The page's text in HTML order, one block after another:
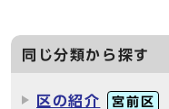
同じ分類から探す
区の紹介 宮前区